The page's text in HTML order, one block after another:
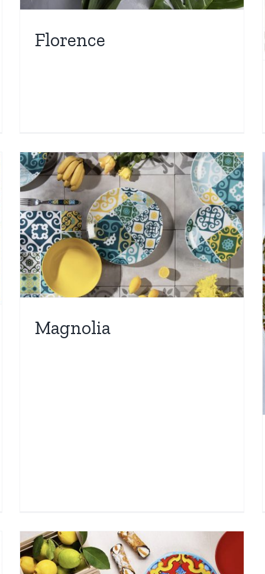
Florence
Magnolia
Set 18 pezzi Servizio Piatti
Vietri Beige